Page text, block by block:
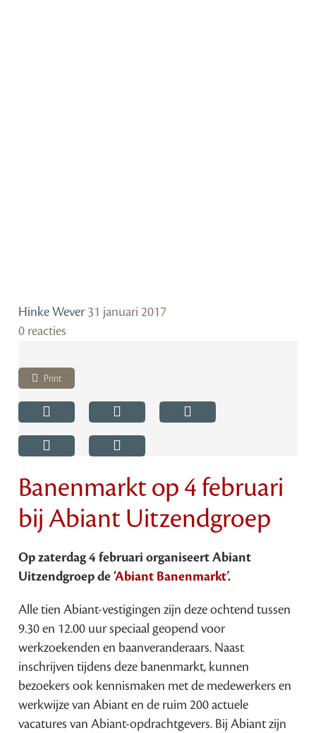
Hinke Wever 31 januari 2017
0 reacties
Print
Banenmarkt op 4 februari
bij Abiant Uitzendgroep
Op zaterdag 4 februari organiseert Abiant
Uitzendgroep de ‘Abiant Banenmarkt’.
Alle tien Abiant-vestigingen zijn deze ochtend tussen
9.30 en 12.00 uur speciaal geopend voor
werkzoekenden en baanveranderaars. Naast
inschrijven tijdens deze banenmarkt, kunnen
bezoekers ook kennismaken met de medewerkers en
werkwijze van Abiant en de ruim 200 actuele
vacatures van Abiant-opdrachtgevers. Bij Abiant zijn